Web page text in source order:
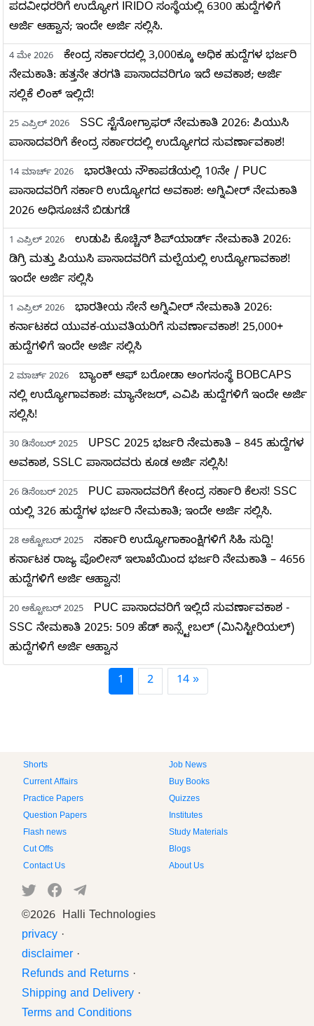
ಪದವೀಧರರಿಗೆ ಉದ್ಯೋಗ IRIDO ಸಂಸ್ಥೆಯಲ್ಲಿ 6300 ಹುದ್ದೆಗಳಿಗೆ
ಅರ್ಜಿ ಆಹ್ವಾನ; ಇಂದೇ ಅರ್ಜಿ ಸಲ್ಲಿಸಿ.
4 ಮೇ 2026
ಕೇಂದ್ರ ಸರ್ಕಾರದಲ್ಲಿ 3,000ಕ್ಕೂ ಅಧಿಕ ಹುದ್ದೆಗಳ ಭರ್ಜರಿ
ನೇಮಕಾತಿ: ಹತ್ತನೇ ತರಗತಿ ಪಾಸಾದವರಿಗೂ ಇದೆ ಅವಕಾಶ; ಅರ್ಜಿ
ಸಲ್ಲಿಕೆ ಲಿಂಕ್ ಇಲ್ಲಿದೆ!
25 ಎಪ್ರಿಲ್ 2026
SSC ಸ್ಟೆನೋಗ್ರಾಫರ್ ನೇಮಕಾತಿ 2026: ಪಿಯುಸಿ
ಪಾಸಾದವರಿಗೆ ಕೇಂದ್ರ ಸರ್ಕಾರದಲ್ಲಿ ಉದ್ಯೋಗದ ಸುವರ್ಣಾವಕಾಶ!
14 ಮಾರ್ಚ್ 2026
ಭಾರತೀಯ ನೌಕಾಪಡೆಯಲ್ಲಿ 10ನೇ / PUC
ಪಾಸಾದವರಿಗೆ ಸರ್ಕಾರಿ ಉದ್ಯೋಗದ ಅವಕಾಶ: ಅಗ್ನಿವೀರ್ ನೇಮಕಾತಿ
2026 ಅಧಿಸೂಚನೆ ಬಿಡುಗಡೆ
1 ಎಪ್ರಿಲ್ 2026
ಉಡುಪಿ ಕೊಚ್ಚಿನ್ ಶಿಪ್‌ಯಾರ್ಡ್ ನೇಮಕಾತಿ 2026:
ಡಿಗ್ರಿ ಮತ್ತು ಪಿಯುಸಿ ಪಾಸಾದವರಿಗೆ ಮಲ್ಪೆಯಲ್ಲಿ ಉದ್ಯೋಗಾವಕಾಶ!
ಇಂದೇ ಅರ್ಜಿ ಸಲ್ಲಿಸಿ
1 ಎಪ್ರಿಲ್ 2026
ಭಾರತೀಯ ಸೇನೆ ಅಗ್ನಿವೀರ್ ನೇಮಕಾತಿ 2026:
ಕರ್ನಾಟಕದ ಯುವಕ-ಯುವತಿಯರಿಗೆ ಸುವರ್ಣಾವಕಾಶ! 25,000+
ಹುದ್ದೆಗಳಿಗೆ ಇಂದೇ ಅರ್ಜಿ ಸಲ್ಲಿಸಿ
2 ಮಾರ್ಚ್ 2026
ಬ್ಯಾಂಕ್ ಆಫ್ ಬರೋಡಾ ಅಂಗಸಂಸ್ಥೆ BOBCAPS
ನಲ್ಲಿ ಉದ್ಯೋಗಾವಕಾಶ: ಮ್ಯಾನೇಜರ್, ಎವಿಪಿ ಹುದ್ದೆಗಳಿಗೆ ಇಂದೇ ಅರ್ಜಿ
ಸಲ್ಲಿಸಿ!
30 ಡಿಸೆಂಬರ್ 2025
UPSC 2025 ಭರ್ಜರಿ ನೇಮಕಾತಿ – 845 ಹುದ್ದೆಗಳ
ಅವಕಾಶ, SSLC ಪಾಸಾದವರು ಕೂಡ ಅರ್ಜಿ ಸಲ್ಲಿಸಿ!
26 ಡಿಸೆಂಬರ್ 2025
PUC ಪಾಸಾದವರಿಗೆ ಕೇಂದ್ರ ಸರ್ಕಾರಿ ಕೆಲಸ! SSC
ಯಲ್ಲಿ 326 ಹುದ್ದೆಗಳ ಭರ್ಜರಿ ನೇಮಕಾತಿ; ಇಂದೇ ಅರ್ಜಿ ಸಲ್ಲಿಸಿ.
28 ಅಕ್ಟೋಬರ್ 2025
ಸರ್ಕಾರಿ ಉದ್ಯೋಗಾಕಾಂಕ್ಷಿಗಳಿಗೆ ಸಿಹಿ ಸುದ್ದಿ!
ಕರ್ನಾಟಕ ರಾಜ್ಯ ಪೊಲೀಸ್ ಇಲಾಖೆಯಿಂದ ಭರ್ಜರಿ ನೇಮಕಾತಿ – 4656
ಹುದ್ದೆಗಳಿಗೆ ಅರ್ಜಿ ಆಹ್ವಾನ!
20 ಅಕ್ಟೋಬರ್ 2025
PUC ಪಾಸಾದವರಿಗೆ ಇಲ್ಲಿದೆ ಸುವರ್ಣಾವಕಾಶ -
SSC ನೇಮಕಾತಿ 2025: 509 ಹೆಡ್ ಕಾನ್ಸ್ಟೇಬಲ್ (ಮಿನಿಸ್ಟೀರಿಯಲ್)
ಹುದ್ದೆಗಳಿಗೆ ಅರ್ಜಿ ಆಹ್ವಾನ
1 2 14 »
Shorts
Job News
Current Affairs
Buy Books
Practice Papers
Quizzes
Question Papers
Institutes
Flash news
Study Materials
Cut Offs
Blogs
Contact Us
About Us
©2026 Halli Technologies
privacy ·
disclaimer ·
Refunds and Returns ·
Shipping and Delivery ·
Terms and Conditions